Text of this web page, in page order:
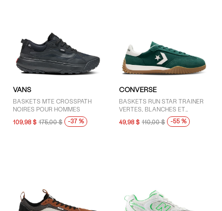
VANS
BASKETS MTE CROSSPATH
NOIRES POUR HOMMES
109,98 $ 175,00 $ -37 %
CONVERSE
BASKETS RUN STAR TRAINER
VERTES, BLANCHES ET
49,98 $ 110,00 $ -55 %